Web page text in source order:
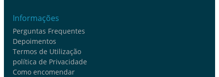
Informações
Perguntas Frequentes
Depoimentos
Termos de Utilização
política de Privacidade
Como encomendar